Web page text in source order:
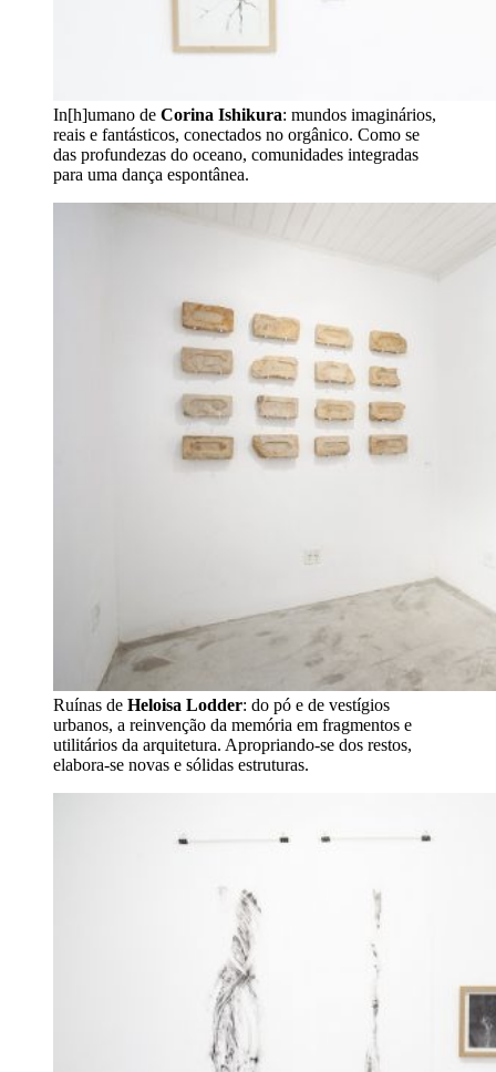
In[h]umano de Corina Ishikura: mundos imaginários,
reais e fantásticos, conectados no orgânico. Como se
das profundezas do oceano, comunidades integradas
para uma dança espontânea.
Ruínas de Heloisa Lodder: do pó e de vestígios
urbanos, a reinvenção da memória em fragmentos e
utilitários da arquitetura. Apropriando-se dos restos,
elabora-se novas e sólidas estruturas.